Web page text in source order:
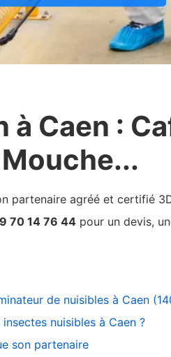
Caen :
partenaire agréé et certifié
70 14 76 44 pour un devis,
de nuisibles à Caen
nuisibles à Caen ?
son partenaire